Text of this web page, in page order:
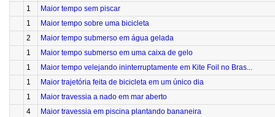
1
Maior tempo sem piscar
1
Maior tempo sobre uma bicicleta
2
Maior tempo submerso em água gelada
1
Maior tempo submerso em uma caixa de gelo
1
Maior tempo velejando ininterruptamente em Kite Foil no Bras...
1
Maior trajetória feita de bicicleta em um único dia
1
Maior travessia a nado em mar aberto
4
Maior travessia em piscina plantando bananeira